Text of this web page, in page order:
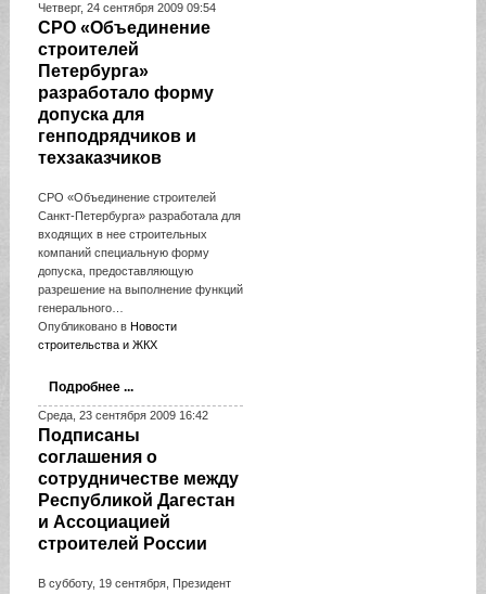
Четверг, 24 сентября 2009 09:54
СРО «Объединение
строителей
Петербурга»
разработало форму
допуска для
генподрядчиков и
техзаказчиков
СРО «Объединение строителей
Санкт-Петербурга» разработала для
входящих в нее строительных
компаний специальную форму
допуска, предоставляющую
разрешение на выполнение функций
генерального…
Опубликовано в Новости
строительства и ЖКХ
Подробнее ...
Среда, 23 сентября 2009 16:42
Подписаны
соглашения о
сотрудничестве между
Республикой Дагестан
и Ассоциацией
строителей России
В субботу, 19 сентября, Президент